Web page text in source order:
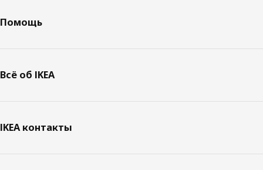
Помощь
Всё об IKEA
IKEA контакты